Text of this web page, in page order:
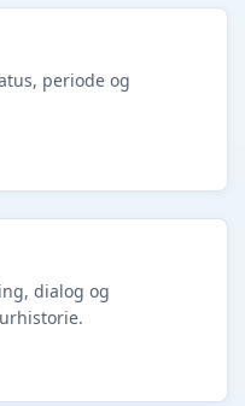
periode og
dialog og